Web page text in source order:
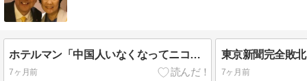
ホテルマン「中国人いなくなってニコニコしてるよ」
7ヶ月前 7ヶ月前